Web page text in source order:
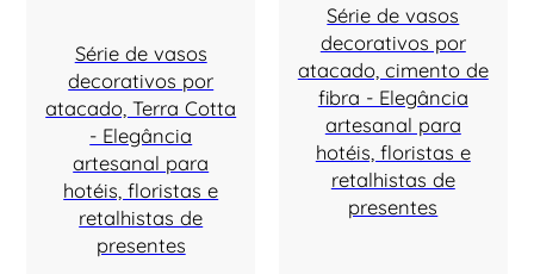
Série de vasos
decorativos por
atacado, Terra Cotta
- Elegância
artesanal para
hotéis, floristas e
retalhistas de
presentes
Série de vasos
decorativos por
atacado, cimento de
fibra - Elegância
artesanal para
hotéis, floristas e
retalhistas de
presentes